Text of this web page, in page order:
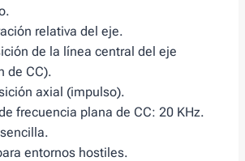
relativa del eje.
de la línea central del eje
de CC).
axial (impulso).
frecuencia plana de CC: 20 KHz.
entornos hostiles.